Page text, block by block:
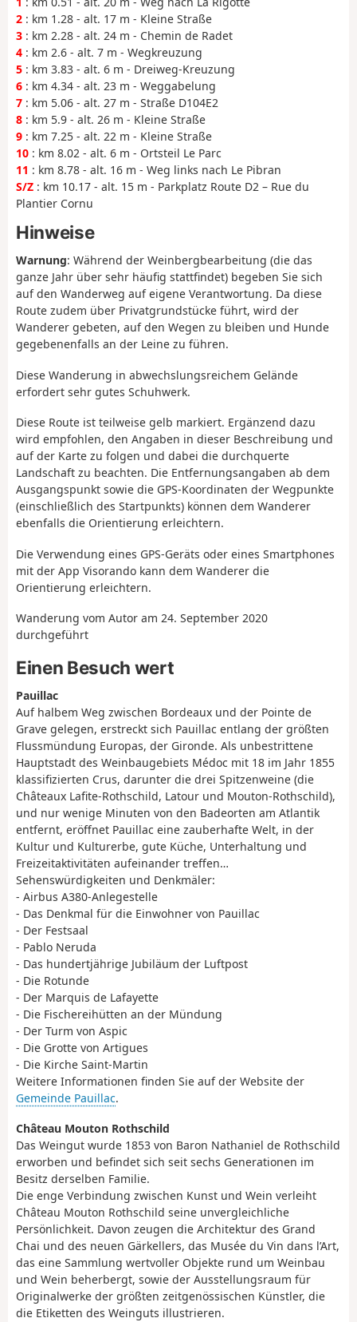
2 : km 1.28 - alt. 17 m - Kleine Straße
3 : km 2.28 - alt. 24 m - Chemin de Radet
4 : km 2.6 - alt. 7 m - Wegkreuzung
5 : km 3.83 - alt. 6 m - Dreiweg-Kreuzung
6 : km 4.34 - alt. 23 m - Weggabelung
7 : km 5.06 - alt. 27 m - Straße D104E2
8 : km 5.9 - alt. 26 m - Kleine Straße
9 : km 7.25 - alt. 22 m - Kleine Straße
10 : km 8.02 - alt. 6 m - Ortsteil Le Parc
11 : km 8.78 - alt. 16 m - Weg links nach Le Pibran
S/Z : km 10.17 - alt. 15 m - Parkplatz Route D2 – Rue du
Plantier Cornu
Hinweise
Warnung: Während der Weinbergbearbeitung (die das
ganze Jahr über sehr häufig stattfindet) begeben Sie sich
auf den Wanderweg auf eigene Verantwortung. Da diese
Route zudem über Privatgrundstücke führt, wird der
Wanderer gebeten, auf den Wegen zu bleiben und Hunde
gegebenenfalls an der Leine zu führen.
Diese Wanderung in abwechslungsreichem Gelände
erfordert sehr gutes Schuhwerk.
Diese Route ist teilweise gelb markiert. Ergänzend dazu
wird empfohlen, den Angaben in dieser Beschreibung und
auf der Karte zu folgen und dabei die durchquerte
Landschaft zu beachten. Die Entfernungsangaben ab dem
Ausgangspunkt sowie die GPS-Koordinaten der Wegpunkte
(einschließlich des Startpunkts) können dem Wanderer
ebenfalls die Orientierung erleichtern.
Die Verwendung eines GPS-Geräts oder eines Smartphones
mit der App Visorando kann dem Wanderer die
Orientierung erleichtern.
Wanderung vom Autor am 24. September 2020
durchgeführt
Einen Besuch wert
Pauillac
Auf halbem Weg zwischen Bordeaux und der Pointe de
Grave gelegen, erstreckt sich Pauillac entlang der größten
Flussmündung Europas, der Gironde. Als unbestrittene
Hauptstadt des Weinbaugebiets Médoc mit 18 im Jahr 1855
klassifizierten Crus, darunter die drei Spitzenweine (die
Châteaux Lafite-Rothschild, Latour und Mouton-Rothschild),
und nur wenige Minuten von den Badeorten am Atlantik
entfernt, eröffnet Pauillac eine zauberhafte Welt, in der
Kultur und Kulturerbe, gute Küche, Unterhaltung und
Freizeitaktivitäten aufeinander treffen…
Sehenswürdigkeiten und Denkmäler:
- Airbus A380-Anlegestelle
- Das Denkmal für die Einwohner von Pauillac
- Der Festsaal
- Pablo Neruda
- Das hundertjährige Jubiläum der Luftpost
- Die Rotunde
- Der Marquis de Lafayette
- Die Fischereihütten an der Mündung
- Der Turm von Aspic
- Die Grotte von Artigues
- Die Kirche Saint-Martin
Weitere Informationen finden Sie auf der Website der
Gemeinde Pauillac.
Château Mouton Rothschild
Das Weingut wurde 1853 von Baron Nathaniel de Rothschild
erworben und befindet sich seit sechs Generationen im
Besitz derselben Familie.
Die enge Verbindung zwischen Kunst und Wein verleiht
Château Mouton Rothschild seine unvergleichliche
Persönlichkeit. Davon zeugen die Architektur des Grand
Chai und des neuen Gärkellers, das Musée du Vin dans l’Art,
das eine Sammlung wertvoller Objekte rund um Weinbau
und Wein beherbergt, sowie der Ausstellungsraum für
Originalwerke der größten zeitgenössischen Künstler, die
die Etiketten des Weinguts illustrieren.